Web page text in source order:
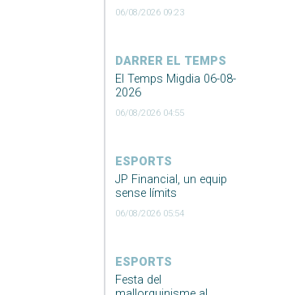
06/08/2026 09:23
DARRER EL TEMPS
El Temps Migdia 06-08-
2026
06/08/2026 04:55
ESPORTS
JP Financial, un equip
sense límits
06/08/2026 05:54
ESPORTS
Festa del